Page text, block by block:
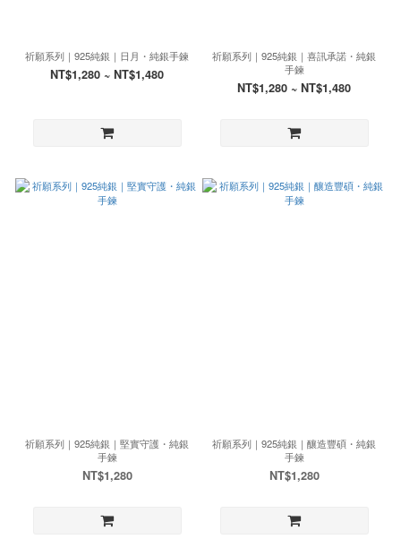
祈願系列｜925純銀｜日月・純銀手鍊
NT$1,280 ~ NT$1,480
祈願系列｜925純銀｜喜訊承諾・純銀
手鍊
NT$1,280 ~ NT$1,480
祈願系列｜925純銀｜堅實守護・純銀
手鍊
NT$1,280
祈願系列｜925純銀｜釀造豐碩・純銀
手鍊
NT$1,280